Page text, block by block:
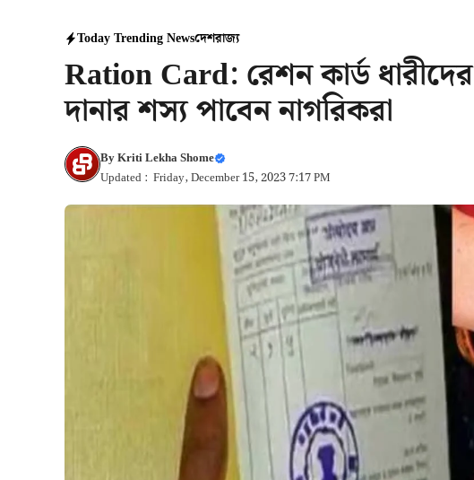
Today Trending Newsদেশরাজ্য
Ration Card: রেশন কার্ড
দানার শস্য পাবেন নাগরিকরা
ByKriti Lekha Shome
Updated : Friday, December 15, 2023 7:17 PM